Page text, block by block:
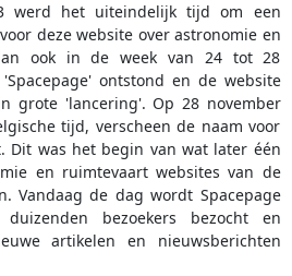
werd het uiteindelijk tijd om een
deze website over astronomie en
ook in de week van 24 tot 28
ontstond en de website
grote 'lancering'. Op 28 november
tijd, verscheen de naam voor
Dit was het begin van wat later één
en ruimtevaart websites van de
Vandaag de dag wordt Spacepage
bezoekers bezocht en
artikelen en nieuwsberichten